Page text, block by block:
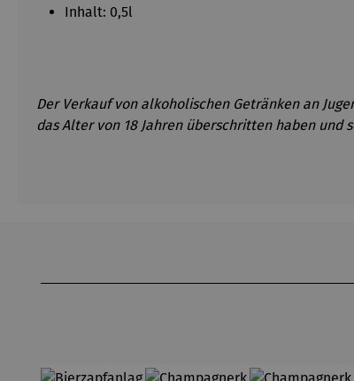
Inhalt: 0,5l
Der Verkauf von alkoholischen Getränken an
das Alter von 18 Jahren überschritten haben und